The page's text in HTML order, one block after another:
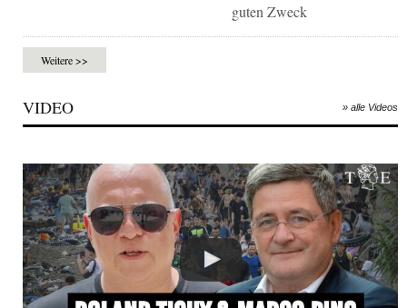
guten Zweck
Weitere >>
VIDEO » alle Videos